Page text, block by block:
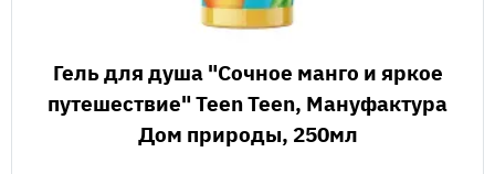
Гель для душа "Сочное манго и яркое
путешествие" Teen Teen, Мануфактура
Дом природы, 250мл